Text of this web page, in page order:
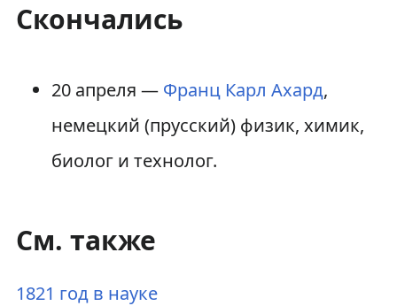
Скончались
20 апреля — Франц Карл Ахард,
немецкий (прусский) физик, химик,
биолог и технолог.
См. также
1821 год в науке